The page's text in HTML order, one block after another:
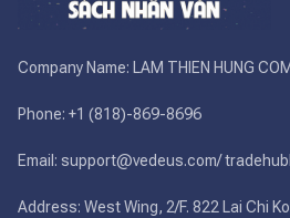
Company Name: LAM THIEN HUNG
Phone: +1 (818)-869-8696
Email: support@vedeus.com/
Address: West Wing, 2/F. 822 Lai Chi